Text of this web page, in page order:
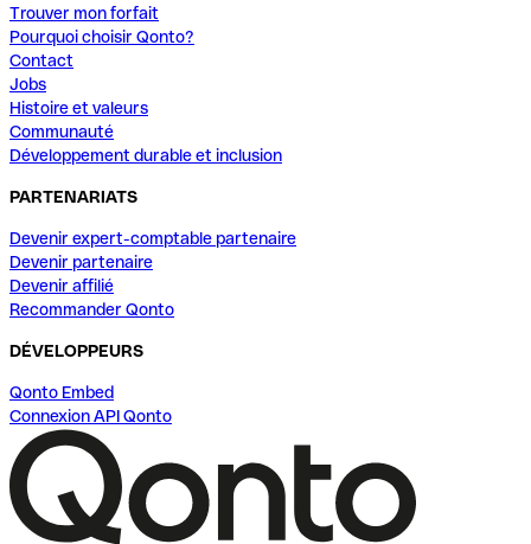
Trouver mon forfait
Pourquoi choisir Qonto?
Contact
Jobs
Histoire et valeurs
Communauté
Développement durable et inclusion
PARTENARIATS
Devenir expert-comptable partenaire
Devenir partenaire
Devenir affilié
Recommander Qonto
DÉVELOPPEURS
Qonto Embed
Connexion API Qonto